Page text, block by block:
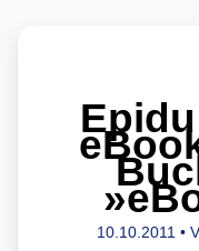
10.10.2011 •